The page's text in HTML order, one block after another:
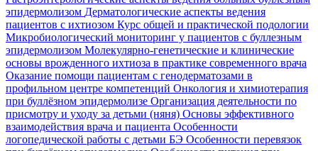
эпидермолизом Дерматологические аспекты ведения
пациентов с ихтиозом Курс общей и практической подологии
Микробиологический мониторинг у пациентов с буллезным
эпидермолизом Молекулярно-генетические и клинические
основы врожденного ихтиоза в практике современного врача
Оказание помощи пациентам с генодерматозами в
профильном центре компетенций Онкология и химиотерапия
при буллёзном эпидермолизе Организация деятельности по
присмотру и уходу за детьми (няня) Основы эффективного
взаимодействия врача и пациента Особенности
логопедической работы с детьми БЭ Особенности перевязок